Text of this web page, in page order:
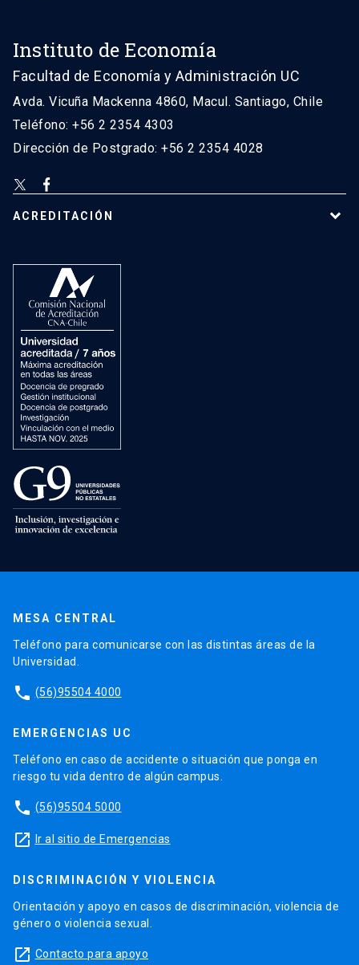
Instituto de Economía
Facultad de Economía y Administración UC
Avda. Vicuña Mackenna 4860, Macul. Santiago, Chile
Teléfono: +56 2 2354 4303
Dirección de Postgrado: +56 2 2354 4028
ACREDITACIÓN
MESA CENTRAL
Teléfono para comunicarse con las distintas áreas de la
Universidad.
phone (56)95504 4000
EMERGENCIAS UC
Teléfono en caso de accidente o situación que ponga en
riesgo tu vida dentro de algún campus.
phone (56)95504 5000
launch Ir al sitio de Emergencias
DISCRIMINACIÓN Y VIOLENCIA
Orientación y apoyo en casos de discriminación, violencia de
género o violencia sexual.
launch Contacto para apoyo